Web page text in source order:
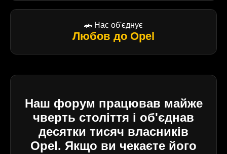
🚗 Нас об'єднує
Любов до Opel
Наш форум працював майже
чверть століття і об'єднав
десятки тисяч власників
Opel. Якщо ви чекаєте його